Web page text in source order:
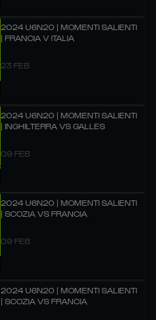
2024 U6N20 | MOMENTI SALIENTI
| FRANCIA V ITALIA
23 FEB
2024 U6N20 | MOMENTI SALIENTI
| INGHILTERRA VS GALLES
09 FEB
2024 U6N20 | MOMENTI SALIENTI
| SCOZIA VS FRANCIA
09 FEB
2024 U6N20 | MOMENTI SALIENTI
| SCOZIA VS FRANCIA